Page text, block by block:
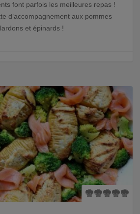
font parfois les meilleures repas !
d’accompagnement aux pommes
et épinards !